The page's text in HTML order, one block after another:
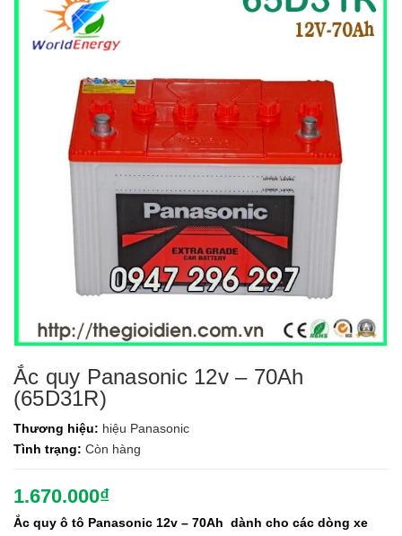
Ắc quy Panasonic 12v – 70Ah
(65D31R)
Thương hiệu: hiệu Panasonic
Tình trạng: Còn hàng
1.670.000₫
Ắc quy ô tô Panasonic 12v – 70Ah dành cho các dòng xe